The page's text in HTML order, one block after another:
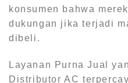
konsumen bahwa
dukungan jika terjadi
dibeli.
Layanan Purna Jual
Distributor AC